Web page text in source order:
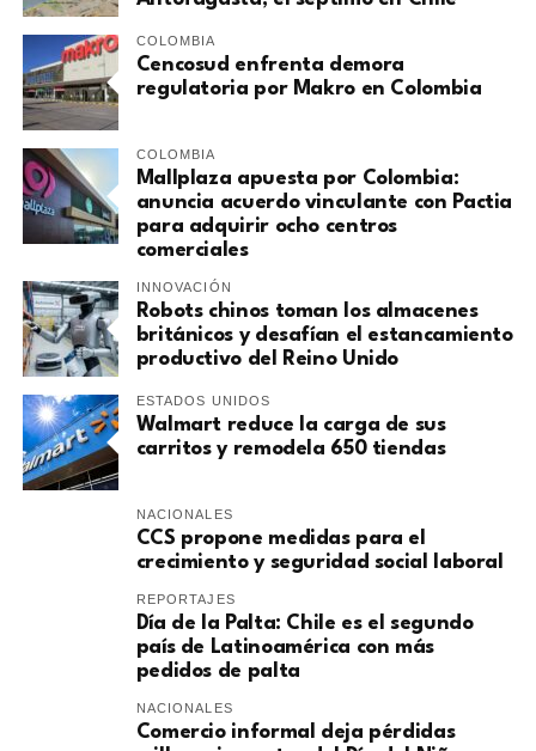
COLOMBIA
Cencosud enfrenta demora
regulatoria por Makro en Colombia
COLOMBIA
Mallplaza apuesta por Colombia:
anuncia acuerdo vinculante con Pactia
para adquirir ocho centros
comerciales
INNOVACIÓN
Robots chinos toman los almacenes
británicos y desafían el estancamiento
productivo del Reino Unido
ESTADOS UNIDOS
Walmart reduce la carga de sus
carritos y remodela 650 tiendas
NACIONALES
CCS propone medidas para el
crecimiento y seguridad social laboral
REPORTAJES
Día de la Palta: Chile es el segundo
país de Latinoamérica con más
pedidos de palta
NACIONALES
Comercio informal deja pérdidas